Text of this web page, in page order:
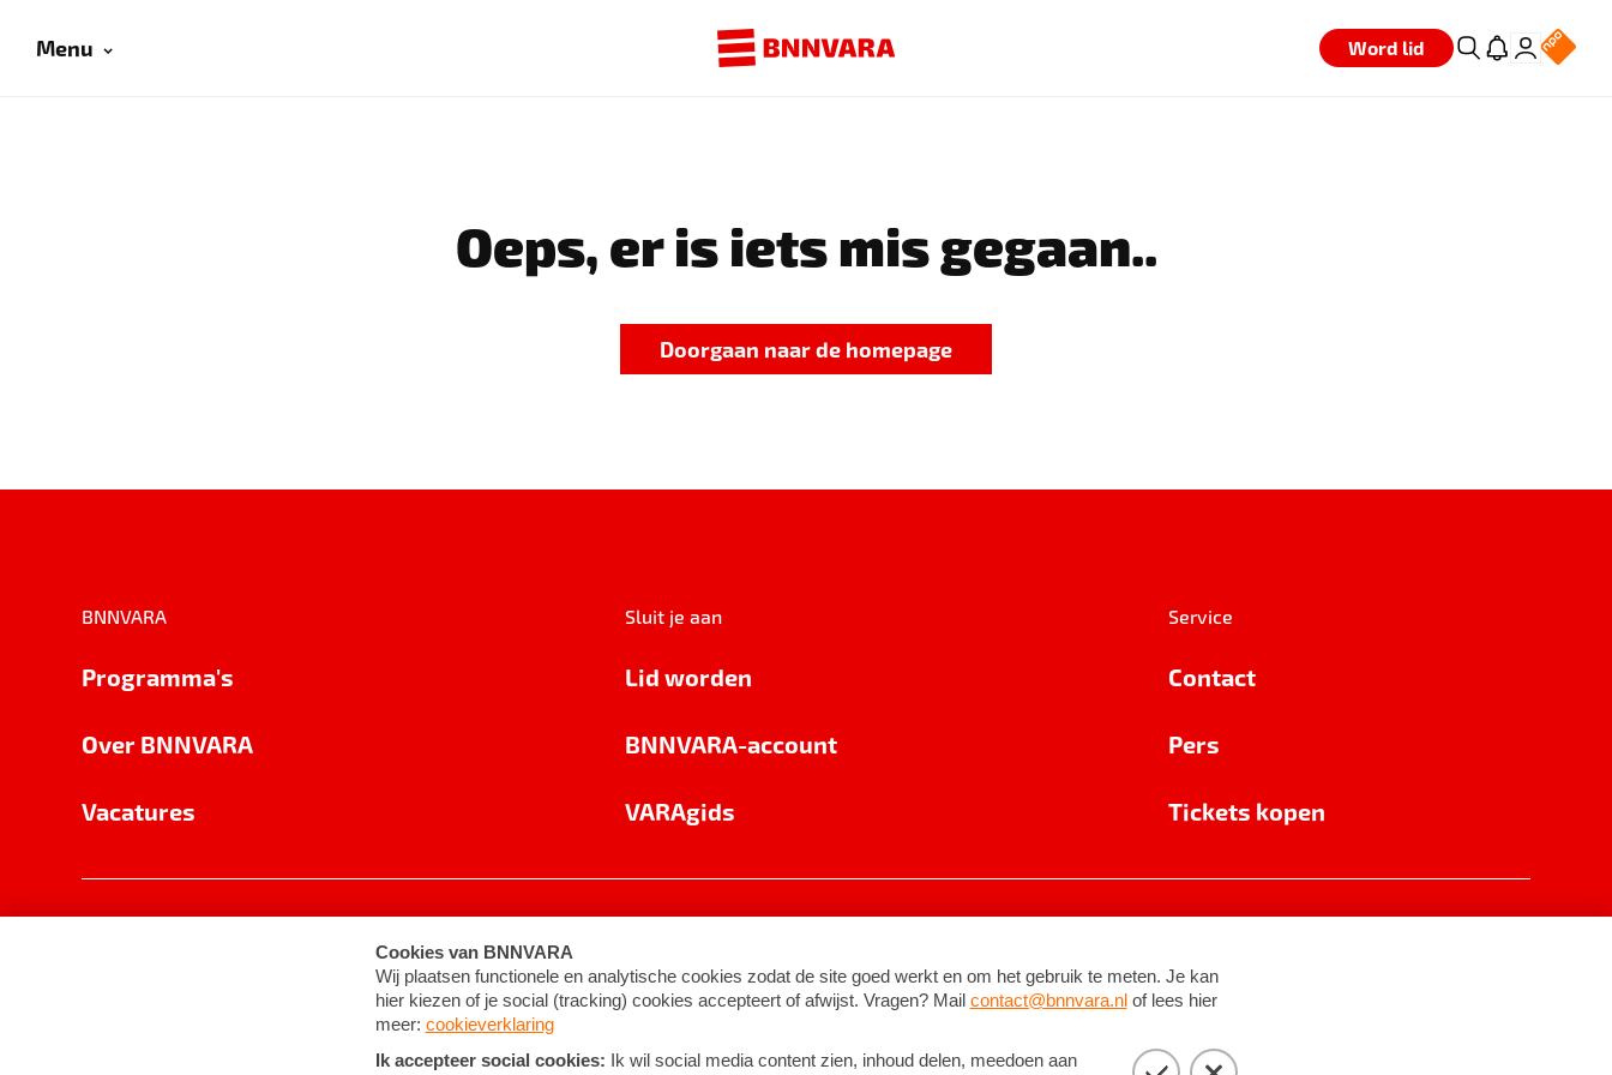
Menu Word lid
Oeps, er is iets mis gegaan..
Doorgaan naar de homepage
BNNVARA
Programma's
Over BNNVARA
Vacatures
Sluit je aan
Lid worden
BNNVARA-account
VARAgids
Service
Contact
Pers
Tickets kopen
Cookie-instellingen Algemene voorwaarden ©2026BNNVARA